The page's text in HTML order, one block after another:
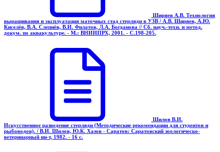
Ширяев А.В. Технология
выращивания и эксплуатация маточных стад стерляди в УЗВ / А.В. Ширяев, А.Ю.
Киселёв, В.А. Слепнёв, В.И. Филатов, Л.А. Богданова // Сб. науч.-техн. и метод.
докум. по аквакультуре. - М.: ВНИИПРХ, 2001. - С.198-205.
Шилов В.И.
Искусственное разведение стерляди (Методические рекомендации для студентов и
рыбоводов). / В.И. Шилов, Ю.К. Хазов - Саратов: Саратовский зоологическо-
ветеринарный ин-т, 1982. - 16 с.